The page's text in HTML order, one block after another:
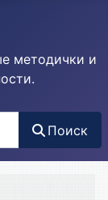
методички и
Поиск